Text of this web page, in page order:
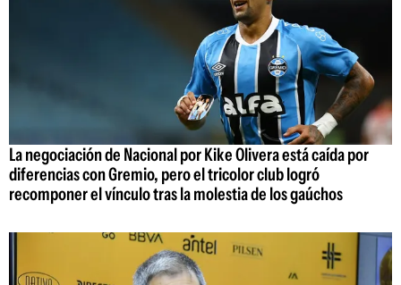
La negociación de Nacional por Kike Olivera está caída por
diferencias con Gremio, pero el tricolor club logró
recomponer el vínculo tras la molestia de los gaúchos